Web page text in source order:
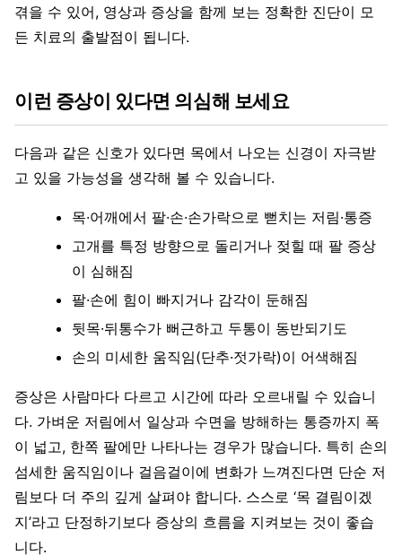
겪을 수 있어, 영상과 증상을 함께 보는 정확한 진단이 모
든 치료의 출발점이 됩니다.
이런 증상이 있다면 의심해 보세요
다음과 같은 신호가 있다면 목에서 나오는 신경이 자극받
고 있을 가능성을 생각해 볼 수 있습니다.
목·어깨에서 팔·손·손가락으로 뻗치는 저림·통증
고개를 특정 방향으로 돌리거나 젖힐 때 팔 증상
이 심해짐
팔·손에 힘이 빠지거나 감각이 둔해짐
뒷목·뒤통수가 뻐근하고 두통이 동반되기도
손의 미세한 움직임(단추·젓가락)이 어색해짐
증상은 사람마다 다르고 시간에 따라 오르내릴 수 있습니
다. 가벼운 저림에서 일상과 수면을 방해하는 통증까지 폭
이 넓고, 한쪽 팔에만 나타나는 경우가 많습니다. 특히 손의
섬세한 움직임이나 걸음걸이에 변화가 느껴진다면 단순 저
림보다 더 주의 깊게 살펴야 합니다. 스스로 ‘목 결림이겠
지’라고 단정하기보다 증상의 흐름을 지켜보는 것이 좋습
니다.